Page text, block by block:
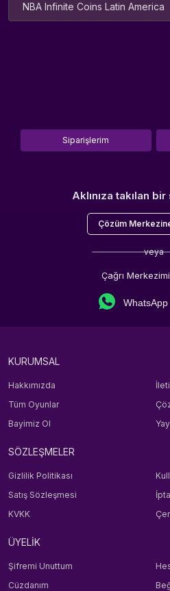
NBA Infinite Coins Latin America
Siparişlerim
Aklınıza takılan
Çözüm
veya
Çağrı
KURUMSAL
Hakkımızda
Tüm Oyunlar
Bayimiz Ol
SÖZLEŞMELER
Gizlilik Politikası
Satış Sözleşmesi
KVKK
ÜYELİK
Şifremi Unuttum
Cüzdanım